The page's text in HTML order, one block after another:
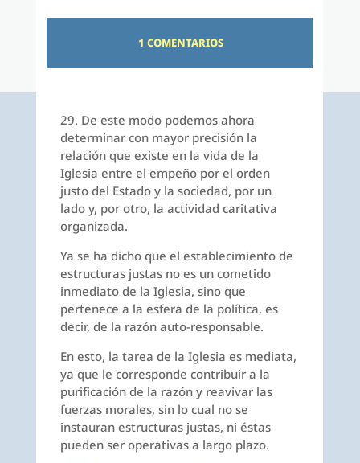
1 COMENTARIOS
29. De este modo podemos ahora
determinar con mayor precisión la
relación que existe en la vida de la
Iglesia entre el empeño por el orden
justo del Estado y la sociedad, por un
lado y, por otro, la actividad caritativa
organizada.
Ya se ha dicho que el establecimiento de
estructuras justas no es un cometido
inmediato de la Iglesia, sino que
pertenece a la esfera de la política, es
decir, de la razón auto-responsable.
En esto, la tarea de la Iglesia es mediata,
ya que le corresponde contribuir a la
purificación de la razón y reavivar las
fuerzas morales, sin lo cual no se
instauran estructuras justas, ni éstas
pueden ser operativas a largo plazo.